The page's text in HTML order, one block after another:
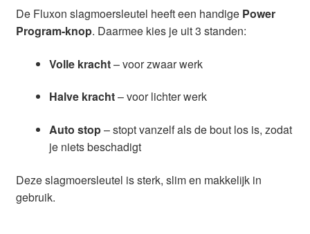
De Fluxon slagmoersleutel heeft een handige Power
Program-knop. Daarmee kies je uit 3 standen:
Volle kracht– voor zwaar werk
Halve kracht– voor lichter werk
Auto stop– stopt vanzelf als de bout los is, zodat
je niets beschadigt
Deze slagmoersleutel is sterk, slim en makkelijk in
gebruik.